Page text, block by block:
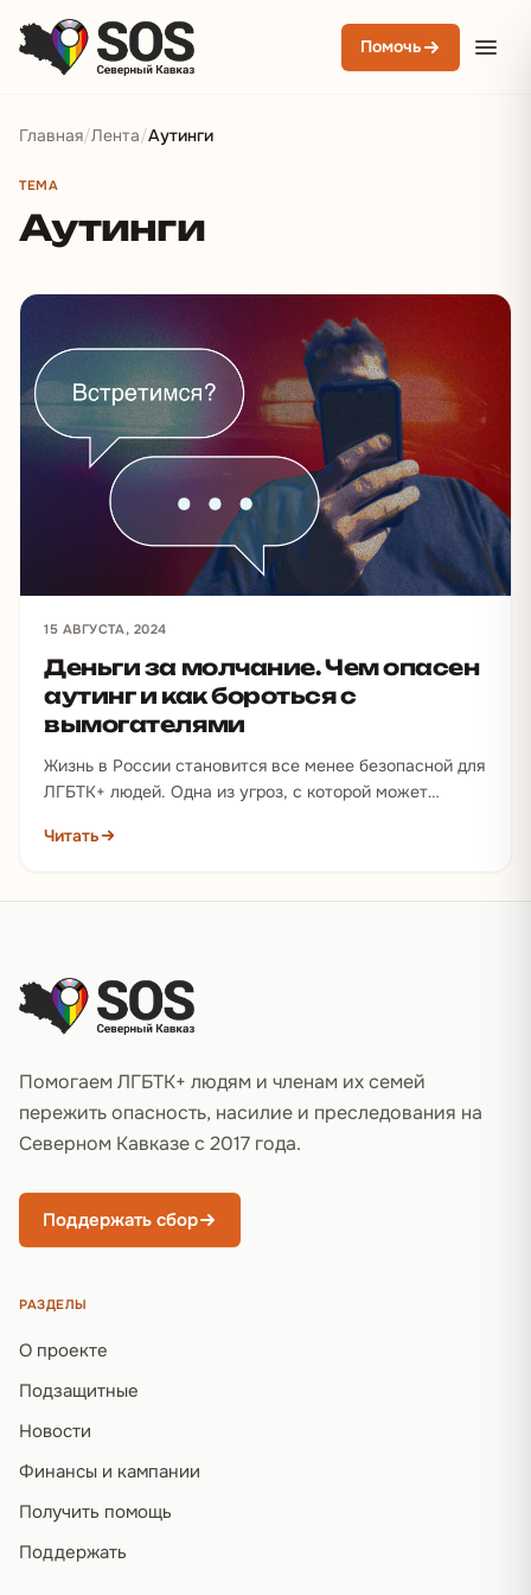
Помочь
Главная/Лента/Аутинги
ТЕМА
Аутинги
15 АВГУСТА, 2024
Деньги за молчание. Чем опасен
аутинг и как бороться с
вымогателями
Жизнь в России становится все менее безопасной для
ЛГБТК+ людей. Одна из угроз, с которой может
аутинг.…
Читать
Помогаем ЛГБТК+ людям и членам их семей
пережить опасность, насилие и преследования на
Северном Кавказе с 2017 года.
Поддержать сбор
РАЗДЕЛЫ
О проекте
Подзащитные
Новости
Финансы и кампании
Получить помощь
Поддержать